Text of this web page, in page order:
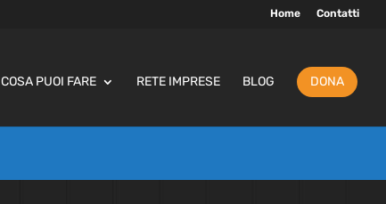
Home Contatti
COSA PUOI FARE RETE IMPRESE BLOG DONA